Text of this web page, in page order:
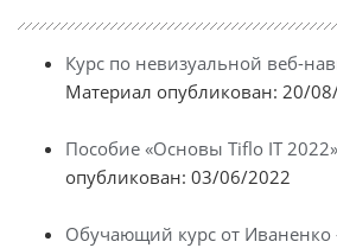
Курс по невизуальной веб-
Материал опубликован: 20/
Пособие «Основы Tiflo IT 2022»
опубликован: 03/06/2022
Обучающий курс от Иваненко